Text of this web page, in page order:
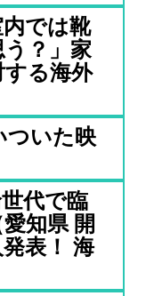
では靴
？」家
る海外
ついた映
代で臨
知県 開
表！ 海